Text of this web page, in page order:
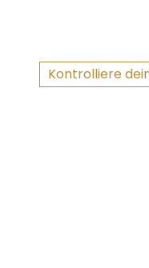
Kontrolliere